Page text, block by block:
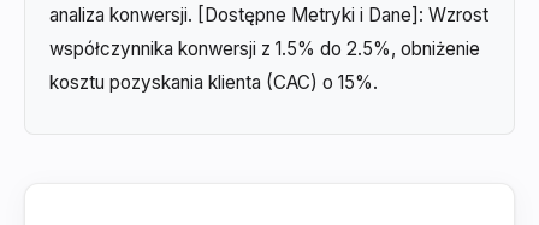
analiza konwersji. [Dostępne Metryki i Dane]: Wzrost
współczynnika konwersji z 1.5% do 2.5%, obniżenie
kosztu pozyskania klienta (CAC) o 15%.